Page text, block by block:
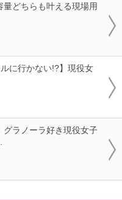
量どちらも叶える現場用
に行かない!?】現役女
グラノーラ好き現役女子